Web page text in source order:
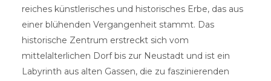
reiches künstlerisches und historisches Erbe, das aus
einer blühenden Vergangenheit stammt. Das
historische Zentrum erstreckt sich vom
mittelalterlichen Dorf bis zur Neustadt und ist ein
Labyrinth aus alten Gassen, die zu faszinierenden